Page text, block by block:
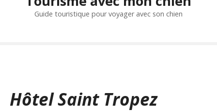
Guide touristique pour voyager avec son chien
Hôtel Saint Tropez